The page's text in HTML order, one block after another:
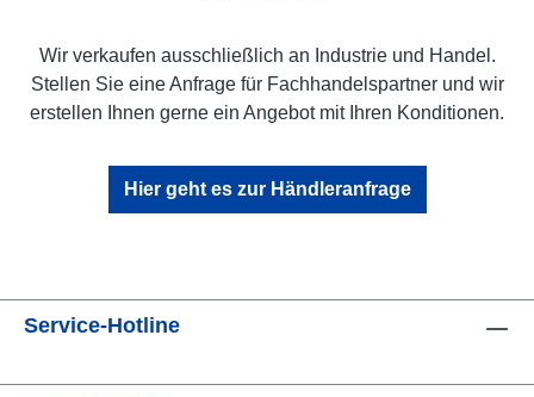
Wir verkaufen ausschließlich an Industrie und Handel.
Stellen Sie eine Anfrage für Fachhandelspartner und wir
erstellen Ihnen gerne ein Angebot mit Ihren Konditionen.
Hier geht es zur Händleranfrage
Service-Hotline